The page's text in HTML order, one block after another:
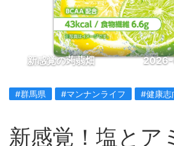
新感覚の蒟蒻畑 2026-
#群馬県 #マンナンライフ #健康志
新感覚！塩とア